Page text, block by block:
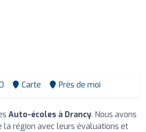
Carte Près de moi
Auto-écoles à Drancy. Nous avons
la région avec leurs évaluations et